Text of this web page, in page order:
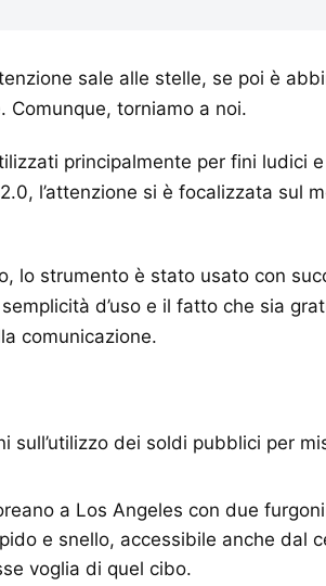
sale alle stelle, se poi è
torniamo a noi.
principalmente per fini ludici
l’attenzione si è focalizzata sul
lo strumento è stato usato con
d’uso e il fatto che sia
comunicazione.
dei soldi pubblici per
a Los Angeles con due
e snello, accessibile anche dal
voglia di quel cibo.